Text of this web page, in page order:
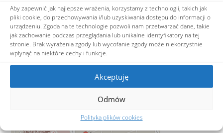
Aby zapewnić jak najlepsze wrażenia, korzystamy z technologii, takich jak
pliki cookie, do przechowywania i/lub uzyskiwania dostępu do informacji o
urządzeniu. Zgoda na te technologie pozwoli nam przetwarzać dane, takie
jak zachowanie podczas przeglądania lub unikalne identyfikatory na tej
stronie. Brak wyrażenia zgody lub wycofanie zgody może niekorzystnie
wpłynąć na niektóre cechy i funkcje.
Akceptuję
Odmów
Polityka plików cookies
tel: 22 628 05 45
fax: 22 622 48 35
e-mail:ixlo@hoffmanowa.pl
Adres do e-Doręczeń
AE:PL-36599-39849-VRJWR-23